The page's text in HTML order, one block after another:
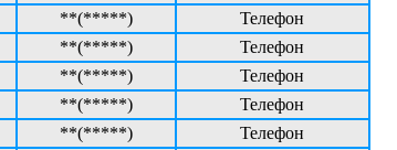
**(*****)
Телефон
**(*****)
Телефон
**(*****)
Телефон
**(*****)
Телефон
**(*****)
Телефон